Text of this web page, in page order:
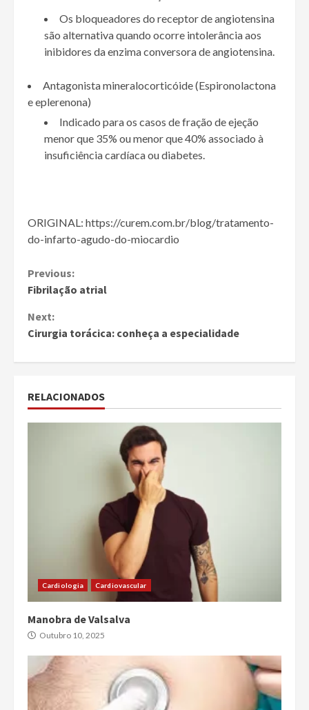
Os bloqueadores do receptor de angiotensina
são alternativa quando ocorre intolerância aos
inibidores da enzima conversora de angiotensina.
Antagonista mineralocorticóide (Espironolactona
e eplerenona)
Indicado para os casos de fração de ejeção
menor que 35% ou menor que 40% associado à
insuficiência cardíaca ou diabetes.
ORIGINAL: https://curem.com.br/blog/tratamento-
do-infarto-agudo-do-miocardio
Continue
Reading
Previous:
Fibrilação atrial
Next:
Cirurgia torácica: conheça a especialidade
RELACIONADOS
Cardiologia Cardiovascular
Manobra de Valsalva
Outubro 10, 2025